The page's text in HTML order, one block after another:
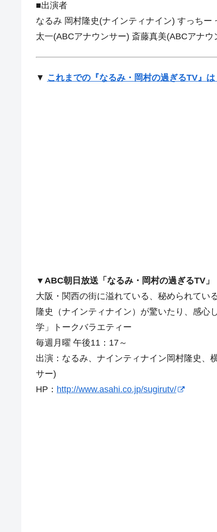
■出演者
なるみ 岡村隆史(ナインティナイン) すっち
太一(ABCアナウンサー) 斎藤真美(ABCアナウ
▼ これまでの『なるみ・岡村の過ぎるTV』
▼ABC朝日放送「なるみ・岡村の過ぎるTV」
大阪・関西の街に溢れている、秘められてい
隆史（ナインティナイン）が驚いたり、感心
学」トークバラエティー
毎週月曜 午後11：17～
出演：なるみ、ナインティナイン岡村隆史、
サー)
HP： http://www.asahi.co.jp/sugirutv/